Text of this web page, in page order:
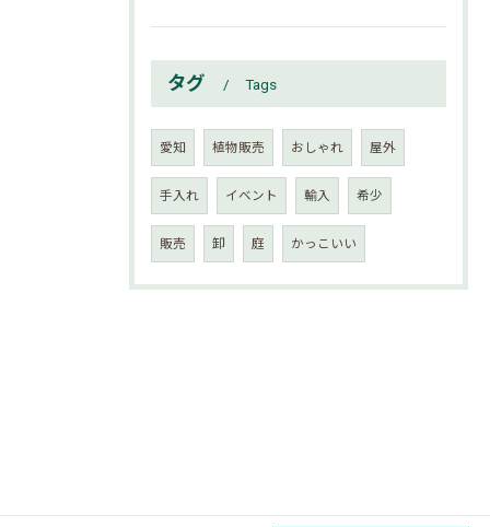
タグ Tags
愛知 植物販売 おしゃれ 屋外
手入れ イベント 輸入 希少
販売 卸 庭 かっこいい